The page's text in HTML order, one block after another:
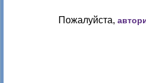
Пожалуйста,